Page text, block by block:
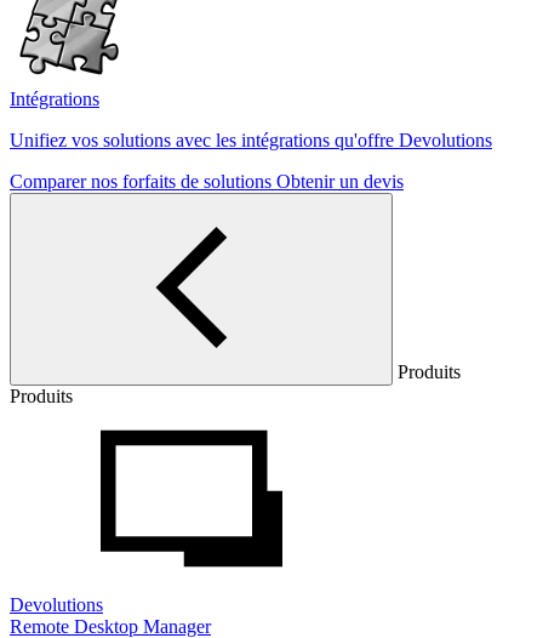
Intégrations
Unifiez vos solutions avec les intégrations qu'offre Devolutions
Comparer nos forfaits de solutions Obtenir un devis
Produits
Produits
Devolutions
Remote Desktop Manager